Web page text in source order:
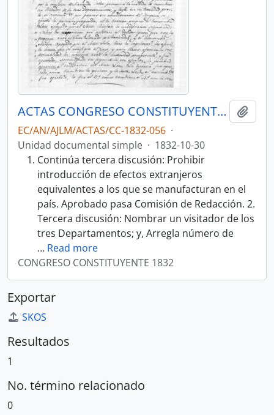
ACTAS CONGRESO CONSTITUYENTE 1832
EC/AN/AJLM/ACTAS/CC-1832-056 ·
Unidad documental simple · 1832-10-30
Continúa tercera discusión: Prohibir
introducción de efectos extranjeros
equivalentes a los que se manufacturan en el
país. Aprobado pasa Comisión de Redacción. 2.
Tercera discusión: Nombrar un visitador de los
tres Departamentos; y, Arregla número de
… Read more
CONGRESO CONSTITUYENTE 1832
Exportar
SKOS
Resultados
1
No. término relacionado
0